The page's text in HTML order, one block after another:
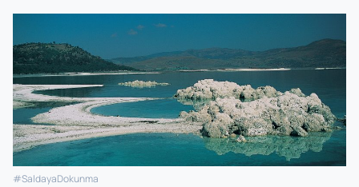
#SaldayaDokunma